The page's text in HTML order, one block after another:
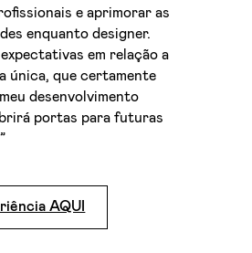
e aprimorar as
enquanto designer.
em relação a
única, que certamente
desenvolvimento
portas para futuras
AQUI